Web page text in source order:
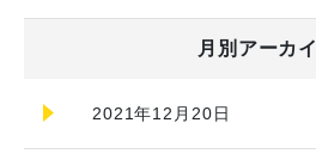
月別アーカ
2021年12月20日